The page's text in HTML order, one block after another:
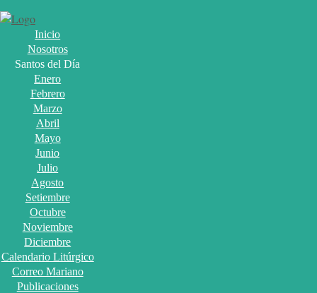
Inicio
Nosotros
Santos del Día
Enero
Febrero
Marzo
Abril
Mayo
Junio
Julio
Agosto
Setiembre
Octubre
Noviembre
Diciembre
Calendario Litúrgico
Correo Mariano
Publicaciones